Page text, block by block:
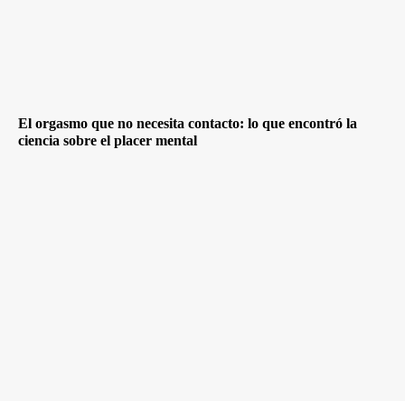
El orgasmo que no necesita contacto: lo que encontró la
ciencia sobre el placer mental